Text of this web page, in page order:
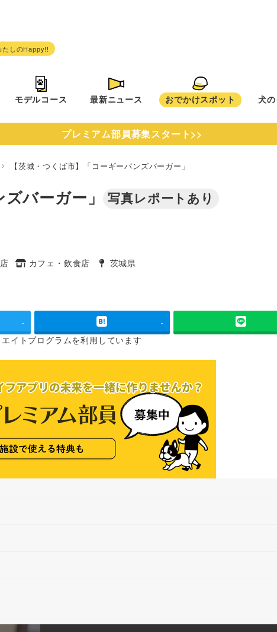
モデルコース 最新ニュース おでかけスポット 犬
プレミアム部員募集スタート>>
【茨城・つくば市】「コーギーバンズバーガー」
バーガー」 写真レポートあり
タグ
カフェ・飲食店
タグ
茨城県
- -
イトプログラムを利用しています